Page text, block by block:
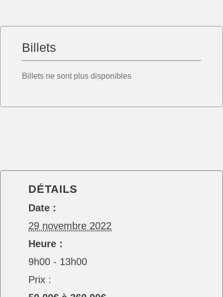
DÉTAILS
Date :
29 novembre 2022
Heure :
9h00 - 13h00
Prix :
Billets
Billets ne sont plus disponibles